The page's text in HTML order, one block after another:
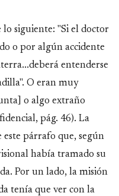
siguiente: "Si el doctor
o por algún accidente
entenderse
O eran muy
o algo extraño
pág. 46). La
párrafo que, según
había tramado su
Por un lado, la misión
tenía que ver con la